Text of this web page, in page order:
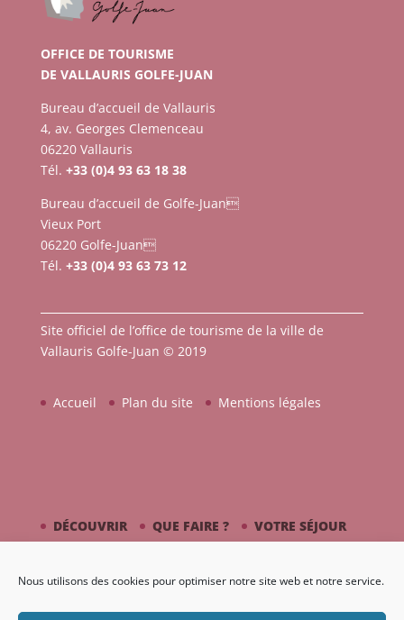
Nous utilisons des cookies pour optimiser notre site web et notre service.
OFFICE DE TOURISME
DE VALLAURIS GOLFE-JUAN
Bureau d’accueil de Vallauris
4, av. Georges Clemenceau
06220 Vallauris
Tél. +33 (0)4 93 63 18 38
Bureau d’accueil de Golfe-Juan
Vieux Port
06220 Golfe-Juan
Tél. +33 (0)4 93 63 73 12
Site officiel de l’office de tourisme de la ville de
Vallauris Golfe-Juan © 2019
Accueil Plan du site Mentions légales
DÉCOUVRIR QUE FAIRE ?
VOTRE SÉJOUR
AGENDA GALERIE